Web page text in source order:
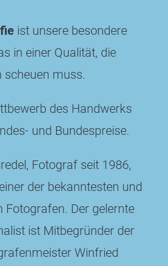
ist unsere besondere
in einer Qualität, die
scheuen muss.
des Handwerks
und Bundespreise.
Fotograf seit 1986,
der bekanntesten und
Fotografen. Der gelernte
ist Mitbegründer der
Winfried